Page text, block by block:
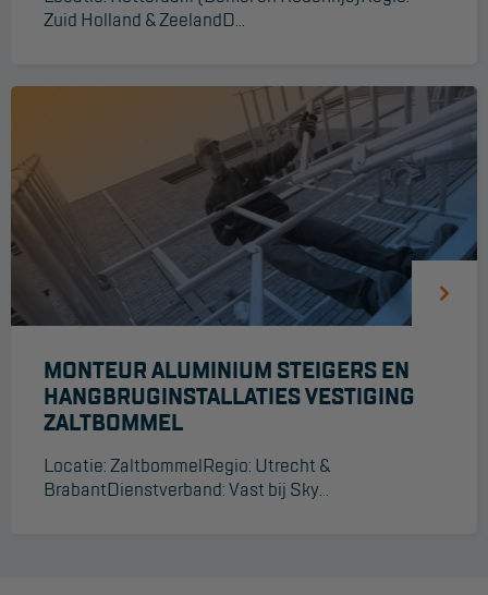
Zuid Holland & ZeelandD...
MONTEUR ALUMINIUM STEIGERS EN
HANGBRUGINSTALLATIES VESTIGING
ZALTBOMMEL
Locatie: ZaltbommelRegio: Utrecht &
BrabantDienstverband: Vast bij Sky...